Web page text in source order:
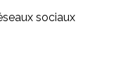
sociaux